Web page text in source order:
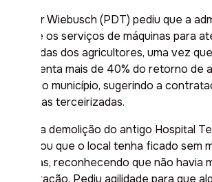
Werner Wiebusch (PDT) pediu que a
retome os serviços de máquinas para
demandas dos agricultores, uma vez
representa mais de 40% do retorno de
ICMS do município, sugerindo a
máquinas terceirizadas.
Sobre a demolição do antigo Hospital
lamentou que o local tenha ficado sem
décadas, reconhecendo que não havia
restauração. Pediu agilidade para que